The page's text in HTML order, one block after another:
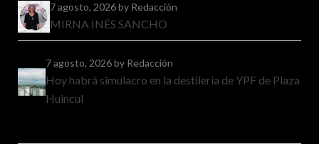
7 agosto, 2026by Redacción
MIRNA INÉS SANCHO
7 agosto, 2026by Redacción
Hoy habrá simulacro en la destilería de YPF de Plaza
Huincul